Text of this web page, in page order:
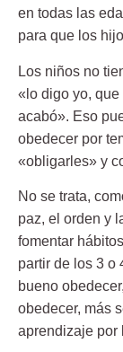
en todas las
para que los
Los niños no
«lo digo yo,
acabó». Eso
obedecer por
«obligarles» y
No se trata,
paz, el orden y
fomentar
partir de los 3 o
bueno
obedecer, más
aprendizaje por